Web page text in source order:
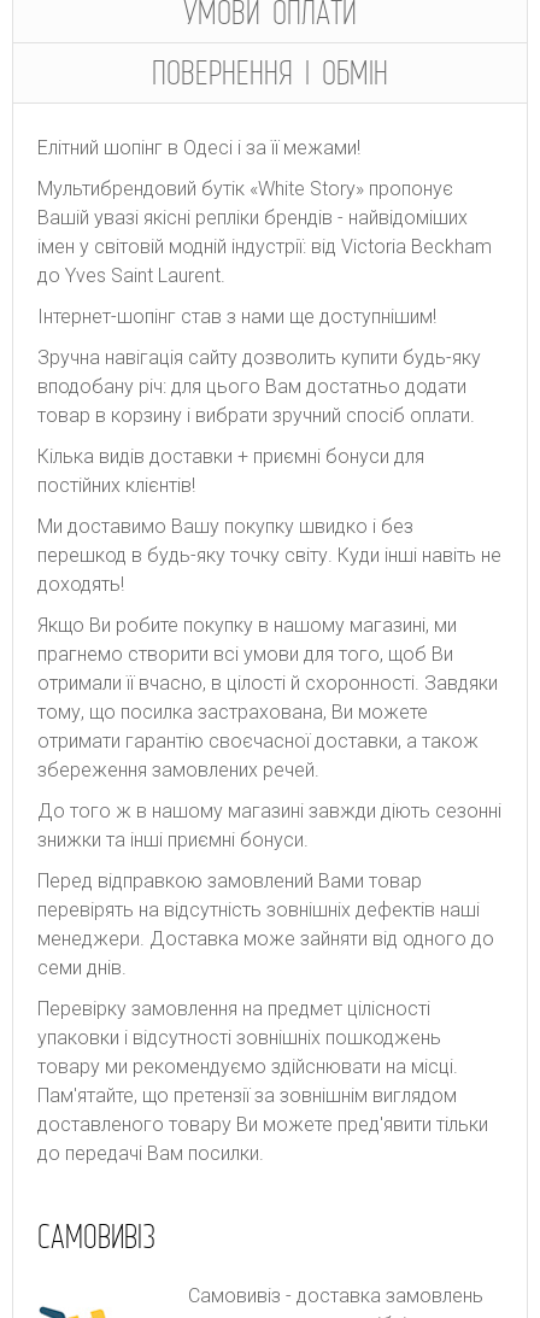
УМОВИ ОПЛАТИ
ПОВЕРНЕННЯ І ОБМІН
Елітний шопінг в Одесі і за її межами!
Мультибрендовий бутік «White Story» пропонує
Вашій увазі якісні репліки брендів - найвідоміших
імен у світовій модній індустрії: від Victoria Beckham
до Yves Saint Laurent.
Інтернет-шопінг став з нами ще доступнішим!
Зручна навігація сайту дозволить купити будь-яку
вподобану річ: для цього Вам достатньо додати
товар в корзину і вибрати зручний спосіб оплати.
Кілька видів доставки + приємні бонуси для
постійних клієнтів!
Ми доставимо Вашу покупку швидко і без
перешкод в будь-яку точку світу. Куди інші навіть не
доходять!
Якщо Ви робите покупку в нашому магазині, ми
прагнемо створити всі умови для того, щоб Ви
отримали її вчасно, в цілості й схоронності. Завдяки
тому, що посилка застрахована, Ви можете
отримати гарантію своєчасної доставки, а також
збереження замовлених речей.
До того ж в нашому магазині завжди діють сезонні
знижки та інші приємні бонуси.
Перед відправкою замовлений Вами товар
перевірять на відсутність зовнішніх дефектів наші
менеджери. Доставка може зайняти від одного до
семи днів.
Перевірку замовлення на предмет цілісності
упаковки і відсутності зовнішніх пошкоджень
товару ми рекомендуємо здійснювати на місці.
Пам'ятайте, що претензії за зовнішнім виглядом
доставленого товару Ви можете пред'явити тільки
до передачі Вам посилки.
САМОВИВІЗ
Самовивіз - доставка замовлень